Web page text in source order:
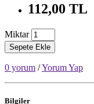
112,00 TL
Miktar
Sepete Ekle
0 yorum /Yorum Yap
Bilgiler